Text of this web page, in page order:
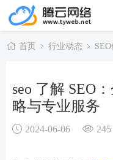
首页 行业动态
seo 了解 SEO
略与专业服务
2024-06-06 245